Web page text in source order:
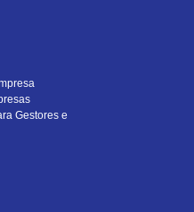
Gestores e